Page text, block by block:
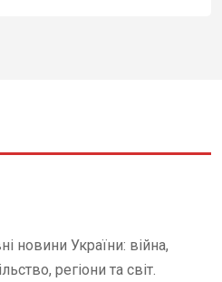
новини України: війна,
регіони та світ.